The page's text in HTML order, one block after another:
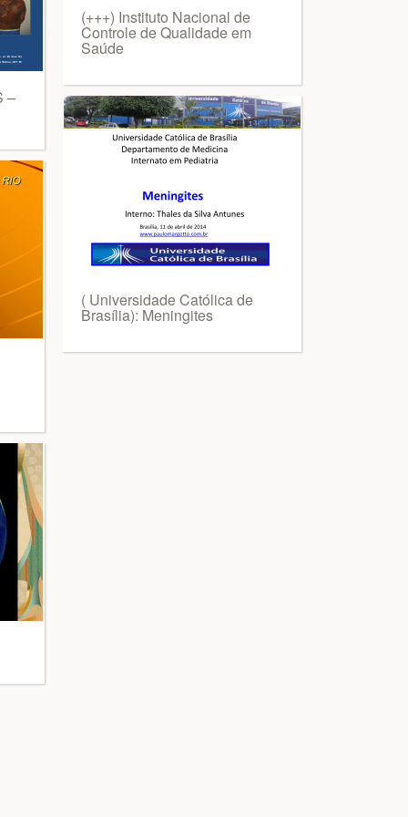
–
(+++) Instituto Nacional de
Controle de Qualidade em
Saúde
( Universidade Católica de
Brasília): Meningites